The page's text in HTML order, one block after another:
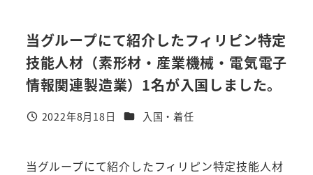
当グループにて紹介したフィリピン特定
技能人材（素形材・産業機械・電気電子
情報関連製造業）1名が入国しました。
投稿日
2022年8月18日 カテゴリー
入国・着任
当グループにて紹介したフィリピン特定技能人材